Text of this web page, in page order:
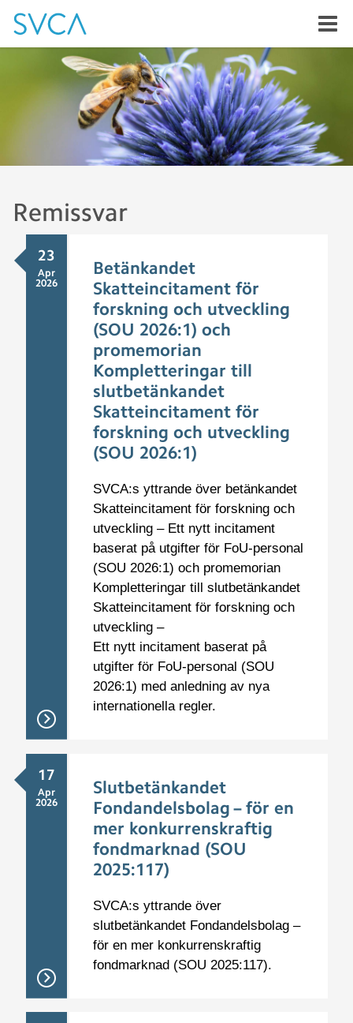
Remissvar
23
Apr
2026
Betänkandet
Skatteincitament för
forskning och utveckling
(SOU 2026:1) och
promemorian
Kompletteringar till
slutbetänkandet
Skatteincitament för
forskning och utveckling
(SOU 2026:1)
SVCA:s yttrande över betänkandet
Skatteincitament för forskning och
utveckling – Ett nytt incitament
baserat på utgifter för FoU-personal
(SOU 2026:1) och promemorian
Kompletteringar till slutbetänkandet
Skatteincitament för forskning och
utveckling –
Ett nytt incitament baserat på
utgifter för FoU-personal (SOU
2026:1) med anledning av nya
internationella regler.
17
Apr
2026
Slutbetänkandet
Fondandelsbolag – för en
mer konkurrenskraftig
fondmarknad (SOU
2025:117)
SVCA:s yttrande över
slutbetänkandet Fondandelsbolag –
för en mer konkurrenskraftig
fondmarknad (SOU 2025:117).